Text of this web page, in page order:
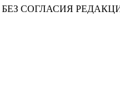
СОГЛАСИЯ